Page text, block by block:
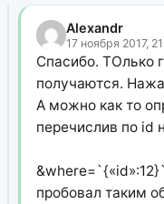
Alexandr
17 ноября 2017,
Спасибо. ТОлько
получаются.
А можно как то
перечислив по id
пробовал таким